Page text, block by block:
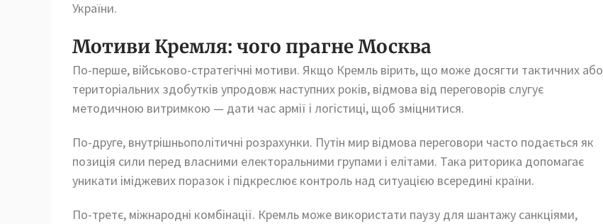
України.
Мотиви Кремля: чого прагне Москва
По-перше, військово-стратегічні мотиви. Якщо Кремль вірить, що може досягти тактичних або
територіальних здобутків упродовж наступних років, відмова від переговорів слугує
методичною витримкою — дати час армії і логістиці, щоб зміцнитися.
По-друге, внутрішньополітичні розрахунки. Путін мир відмова переговори часто подається як
позиція сили перед власними електоральними групами і елітами. Така риторика допомагає
уникати іміджевих поразок і підкреслює контроль над ситуацією всередині країни.
По-третє, міжнародні комбінації. Кремль може використати паузу для шантажу санкціями,